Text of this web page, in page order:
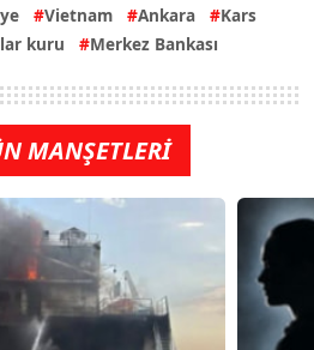
Vietnam Ankara
Kars
kuru Merkez Bankası
MANŞETLERİ